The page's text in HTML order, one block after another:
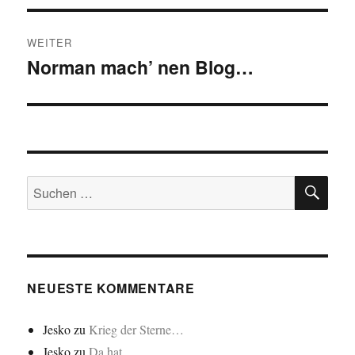
WEITER
Nächster
Norman mach’ nen Blog…
Suchen
nach:
NEUESTE KOMMENTARE
Jeskozu Krieg der Sterne…
JeskozuDa hat…